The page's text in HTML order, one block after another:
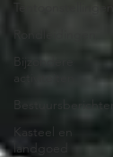
Bijzondere
activiteiten
Bestuursberichten
Kasteel en
landgoed